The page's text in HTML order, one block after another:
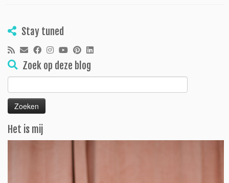
Stay tuned
Zoek op deze blog
naar:
Het is mij